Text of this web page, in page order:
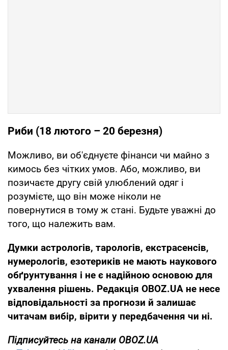
Риби (18 лютого – 20 березня)
Можливо, ви об'єднуєте фінанси чи майно з
кимось без чітких умов. Або, можливо, ви
позичаєте другу свій улюблений одяг і
розумієте, що він може ніколи не
повернутися в тому ж стані. Будьте уважні до
того, що належить вам.
Думки астрологів, тарологів, екстрасенсів,
нумерологів, езотериків не мають наукового
обґрунтування і не є надійною основою для
ухвалення рішень. Редакція OBOZ.UA не несе
відповідальності за прогнози й залишає
читачам вибір, вірити у передбачення чи ні.
Підписуйтесь на канали OBOZ.UA